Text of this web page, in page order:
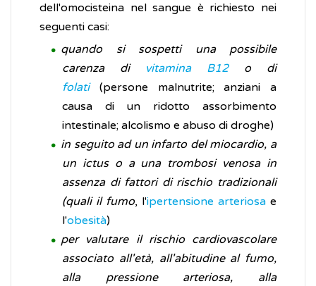
dell'omocisteina nel sangue è richiesto nei
seguenti casi:
quando si sospetti una possibile
carenza di vitamina B12o di
folati(persone malnutrite; anziani a
causa di un ridotto assorbimento
intestinale; alcolismo e abuso di droghe)
in seguito ad un infarto del miocardio, a
un ictus o a una trombosi venosa in
assenza di fattori di rischio tradizionali
(quali il fumo, l'ipertensione arteriosa e
l'obesità)
per valutare il rischio cardiovascolare
associato all'età, all'abitudine al fumo,
alla pressione arteriosa, alla